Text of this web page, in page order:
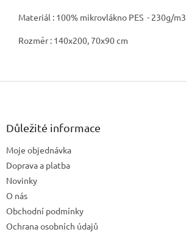
Materiál : 100% mikrovlákno PES - 230g/m3
Rozměr : 140x200, 70x90 cm
Z
Důležité informace
Moje objednávka
Doprava a platba
Novinky
O nás
Obchodní podmínky
Ochrana osobních údajů